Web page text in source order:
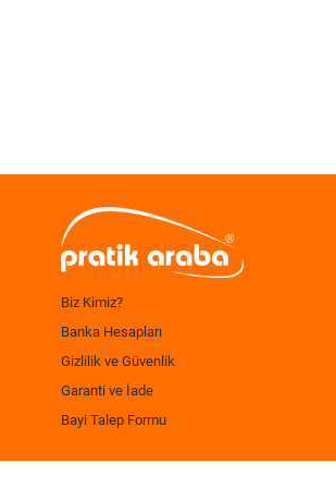
Biz Kimiz?
Banka Hesapları
Gizlilik ve Güvenlik
Garanti ve İade
Bayi Talep Formu